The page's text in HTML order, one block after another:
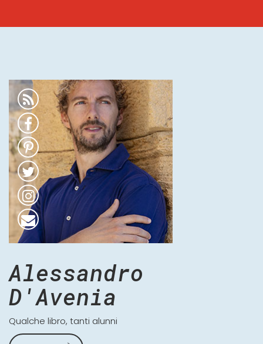
Alessandro
D'Avenia
Qualche libro, tanti alunni